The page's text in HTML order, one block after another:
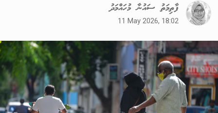
ފާތިމަތު ސައުނާ މުހައްމަދު
11 May 2026, 18:02